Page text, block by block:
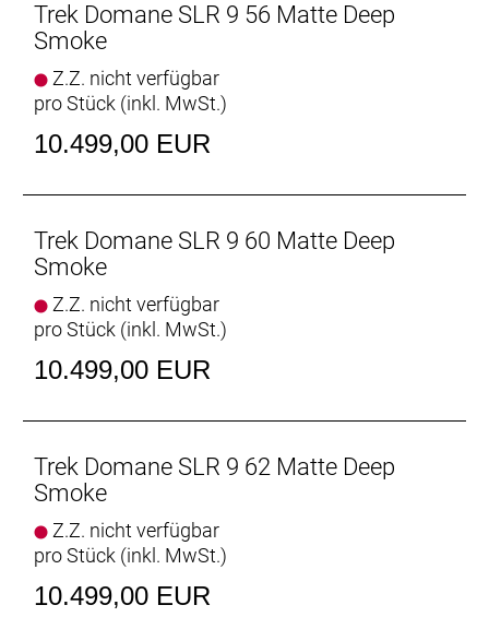
Schalthebel: Shimano Dura-Ace R9270 Di2, 12fach
Hinterradbremse: Shimano CL900, Center Lock
Scheibenaufnahme, 160 mm
Max. Bremsscheibendu
Scheibenaufnahme, 160 mm
Max. Bremsscheibendu
Reifen: Bontrager Kwaremont RSL TLR, Tubeless-
Ready, faltbarer Wulstkern, Race Dual-Compound,
320 TPI, 700 x 32 mm
Schutzblechösen, Flat Mount-
Scheibenbremsaufnahme Carbonausfallenden,
Schaltwerk vorne: Shimano Dura-Ace R9250 Di2,
Anlötversion, Down Swing
Trek Domane SLR 9 56 Matte Deep
Smoke
Z.Z. nicht verfügbar
pro Stück (inkl. MwSt.)
10.499,00 EUR
Trek Domane SLR 9 60 Matte Deep
Smoke
Z.Z. nicht verfügbar
pro Stück (inkl. MwSt.)
10.499,00 EUR
Trek Domane SLR 9 62 Matte Deep
Smoke
Z.Z. nicht verfügbar
pro Stück (inkl. MwSt.)
10.499,00 EUR